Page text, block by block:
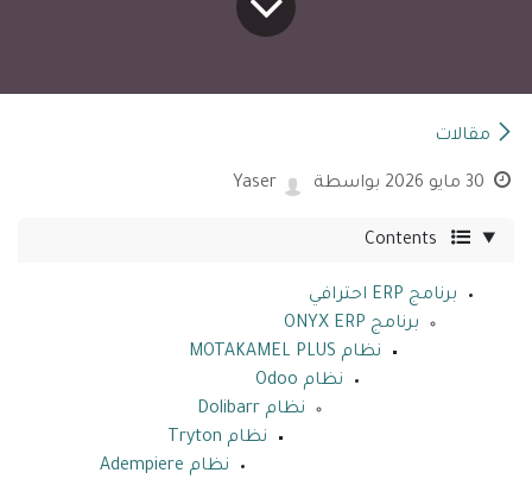
مقالات
30 مايو 2026 بواسطة Yaser
Contents
برنامج ERP احترافي
برنامج ONYX ERP
نظام MOTAKAMEL PLUS
نظام Odoo
نظام Dolibarr
نظام Tryton
نظام Adempiere